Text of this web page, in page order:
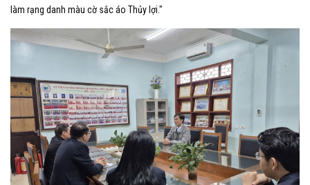
làm rạng danh màu cờ sắc áo Thủy lợi."